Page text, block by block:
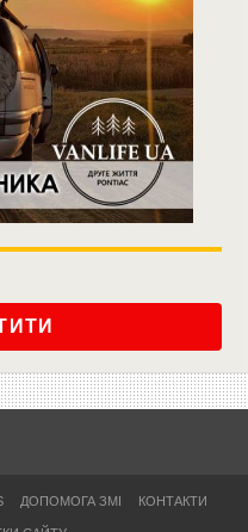
ДОПОМОГА ЗМІ КОНТАКТИ